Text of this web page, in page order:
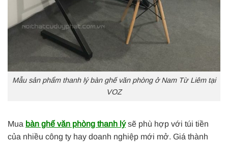
Mẫu sản phẩm thanh lý bàn ghế văn phòng ở Nam Từ Liêm tại
VOZ
Mua bàn ghế văn phòng thanh lýsẽ phù hợp với túi tiền
của nhiều công ty hay doanh nghiệp mới mở. Giá thành